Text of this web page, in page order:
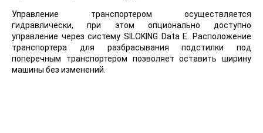
Управление транспортером осуществляется
гидравлически, при этом опционально доступно
управление через систему SILOKING Data E. Расположениe
транспортера для разбрасывания подстилки под
поперечным транспортером позволяет оставить ширину
машины без изменений.